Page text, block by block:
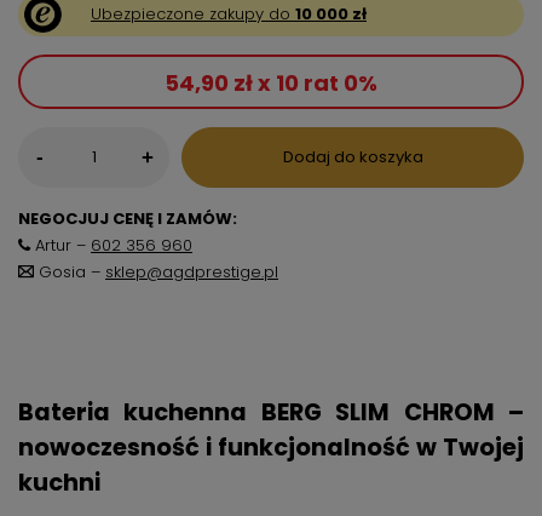
Ubezpieczone zakupy do 10 000 zł
54,90 zł x 10 rat 0%
- + Dodaj do koszyka
NEGOCJUJ CENĘ I ZAMÓW:
Artur – 602 356 960
Gosia – sklep@agdprestige.pl
Bateria kuchenna BERG SLIM CHROM –
nowoczesność i funkcjonalność w Twojej
kuchni